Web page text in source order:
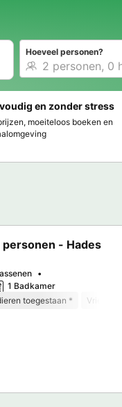
Hoeveel personen?
en zonder stress
moeiteloos boeken en
personen - Hades
1 Badkamer
toegestaan * Vriezer